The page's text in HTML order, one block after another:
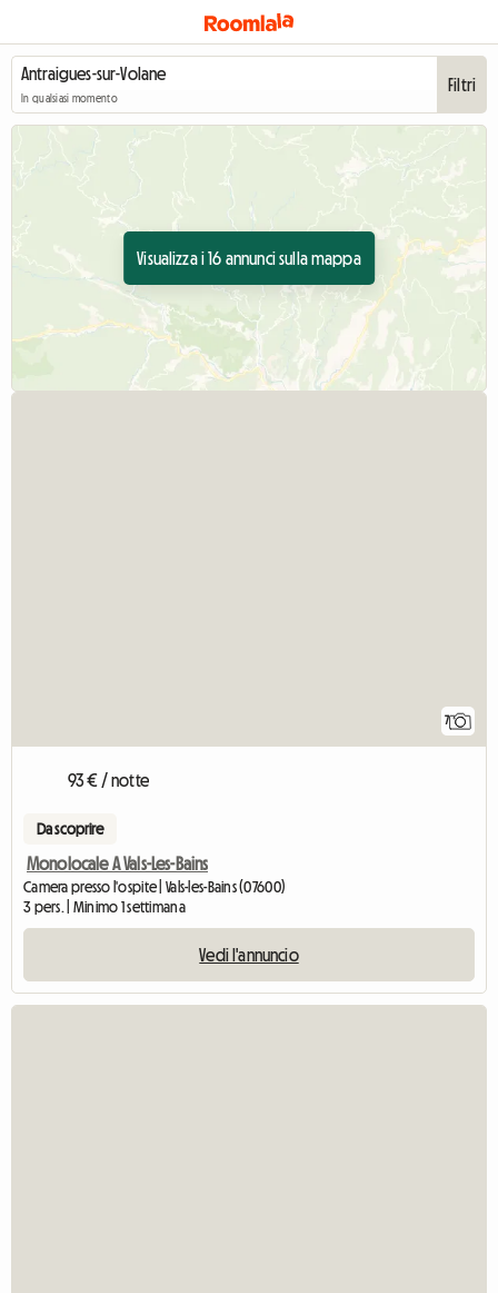
In qualsiasi momento
Filtri
Visualizza i 16 annunci sulla mappa
7
93 € / notte
Da scoprire
Monolocale A Vals-Les-Bains
Camera presso l'ospite | Vals-les-Bains (07600)
3 pers. | Minimo 1 settimana
Vedi l'annuncio